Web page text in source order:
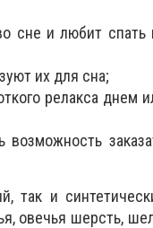
сне и любит спать
их для сна;
релакса днем
так и
овечья шерсть,